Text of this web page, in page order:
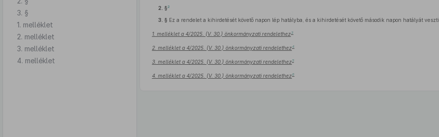
3. §
1. melléklet
2. melléklet
3. melléklet
4. melléklet
2. §2
3. § Ez a rendelet a kihirdetését követő napon lép hatályba, és a kihirdetését követő második napon hatályát veszti.
1. melléklet a 4/2025. (V. 30.) önkormányzati rendelethez 3
2. melléklet a 4/2025. (V. 30.) önkormányzati rendelethez4
3. melléklet a 4/2025. (V. 30.) önkormányzati rendelethez5
4. melléklet a 4/2025. (V. 30.) önkormányzati rendelethez6